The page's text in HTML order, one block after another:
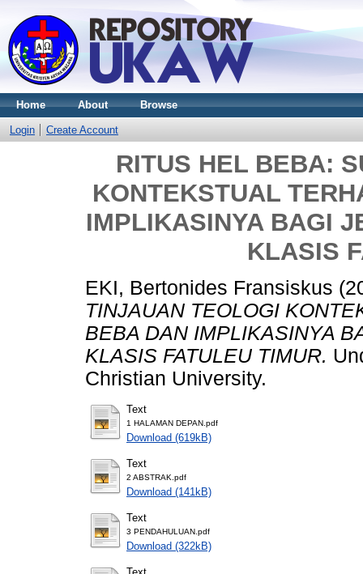
Home About Browse
Login Create Account
RITUS HEL BEBA:
KONTEKSTUAL
IMPLIKASINYA BAGI
KLASIS
EKI, Bertonides Fransiskus
TINJAUAN TEOLOGI
BEBA DAN IMPLIKASINYA
KLASIS FATULEU TIMUR.
Christian University.
Text
1 HALAMAN DEPAN.pdf
Download (619kB)
Text
2 ABSTRAK.pdf
Download (141kB)
Text
3 PENDAHULUAN.pdf
Download (322kB)